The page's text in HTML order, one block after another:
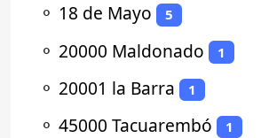
⚬ 18 de Mayo 5
⚬ 20000 Maldonado 1
⚬ 20001 la Barra 1
⚬ 45000 Tacuarembó 1